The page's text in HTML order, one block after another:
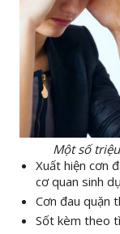
Một số
Xuất hiện cơn
cơ quan sinh
Cơn đau quặn
Sốt kèm theo